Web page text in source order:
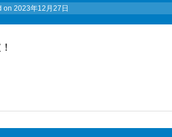
on 2023年12月27日